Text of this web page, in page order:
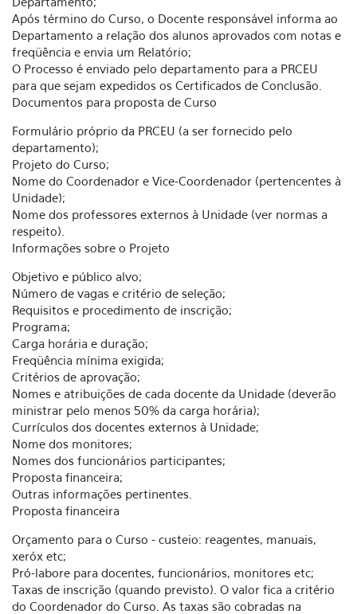
Após término do Curso, o Docente responsável informa ao
Departamento a relação dos alunos aprovados com notas e
freqüência e envia um Relatório;
O Processo é enviado pelo departamento para a PRCEU
para que sejam expedidos os Certificados de Conclusão.
Documentos para proposta de Curso
Formulário próprio da PRCEU (a ser fornecido pelo
departamento);
Projeto do Curso;
Nome do Coordenador e Vice-Coordenador (pertencentes à
Unidade);
Nome dos professores externos à Unidade (ver normas a
respeito).
Informações sobre o Projeto
Objetivo e público alvo;
Número de vagas e critério de seleção;
Requisitos e procedimento de inscrição;
Programa;
Carga horária e duração;
Freqüência mínima exigida;
Critérios de aprovação;
Nomes e atribuições de cada docente da Unidade (deverão
ministrar pelo menos 50% da carga horária);
Currículos dos docentes externos à Unidade;
Nome dos monitores;
Nomes dos funcionários participantes;
Proposta financeira;
Outras informações pertinentes.
Proposta financeira
Orçamento para o Curso - custeio: reagentes, manuais,
xeróx etc;
Pró-labore para docentes, funcionários, monitores etc;
Taxas de inscrição (quando previsto). O valor fica a critério
do Coordenador do Curso. As taxas são cobradas na